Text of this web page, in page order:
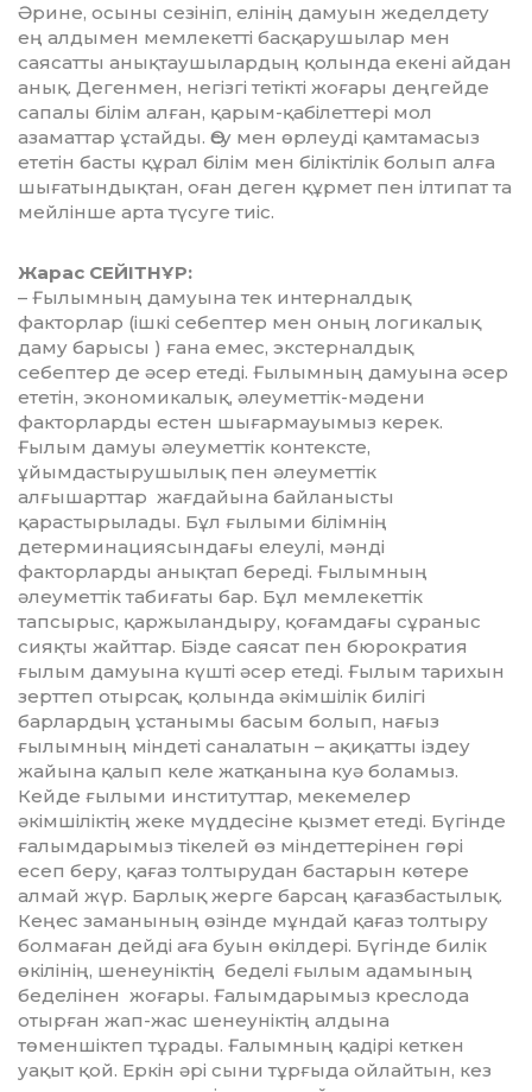
Әрине, осыны сезініп, елінің дамуын жеделдету
ең алдымен мемлекетті бас­қарушылар мен
саясатты анықтау­шылар­дың қолында екені айдан
анық. Дегенмен, негізгі тетікті жоғары деңгейде
сапалы білім алған, қарым-қабілеттері мол
азаматтар ұстайды. Өсу мен өрлеуді қамта­масыз
ететін басты құрал білім мен білік­тілік болып алға
шығатындықтан, оған деген құрмет пен ілтипат та
мейлінше арта түсуге тиіс.
Жарас СЕЙІТНҰР:
– Ғылымның дамуына тек интер­нал­дық
факторлар (ішкі себептер мен оның логикалық
даму барысы ) ғана емес, экс­тер­налдық
себептер де әсер етеді. Ғылым­ның дамуына әсер
ететін, экономикалық, әлеуметтік-мәдени
факторларды естен шығармауымыз керек.
Ғылым дамуы әлеуметтік контексте,
ұйымдастыру­шы­лық пен әлеуметтік
алғышарттар жағ­дайына байланысты
қарастырылады. Бұл ғылыми білімнің
детерминация­сын­дағы елеулі, мәнді
факторларды анықтап бере­ді. Ғылымның
әлеуметтік табиғаты бар. Бұл мемлекеттік
тапсырыс, қаржы­лан­­дыру, қоғамдағы сұраныс
сияқты жайттар. Бізде саясат пен бюрократия
ғылым дамуына күшті әсер етеді. Ғылым тарихын
зерттеп отырсақ, қолында әкімшілік билігі
барлардың ұстанымы басым болып, нағыз
ғылымның міндеті саналатын – ақиқатты іздеу
жайына қалып келе жатқанына куә боламыз.
Кейде ғылыми институттар, мекемелер
әкімшіліктің жеке мүддесіне қызмет етеді. Бүгінде
ғалымдарымыз тікелей өз міндеттерінен гөрі
есеп беру, қағаз толтырудан бастарын көтере
алмай жүр. Барлық жерге барсаң қағазбастылық.
Кеңес заманының өзінде мұндай қағаз толтыру
болмаған дейді аға буын өкілдері. Бүгінде билік
өкілінің, шенеуніктің беделі ғылым адамының
беделінен жоғары. Ғалымдарымыз креслода
отырған жап-жас шенеуніктің алдына
төменшіктеп тұрады. Ғалымның қадірі кеткен
уақыт қой. Еркін әрі сыни тұрғыда ойлайтын, кез